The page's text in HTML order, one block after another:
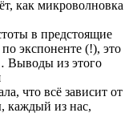
как микроволновка
в предстоящие
по экспоненте (!), это
Выводы из этого
что всё зависит от
каждый из нас,